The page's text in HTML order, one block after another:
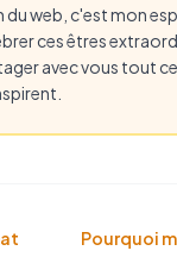
du web, c'est mon
ces êtres
avec vous tout
Pourquoi